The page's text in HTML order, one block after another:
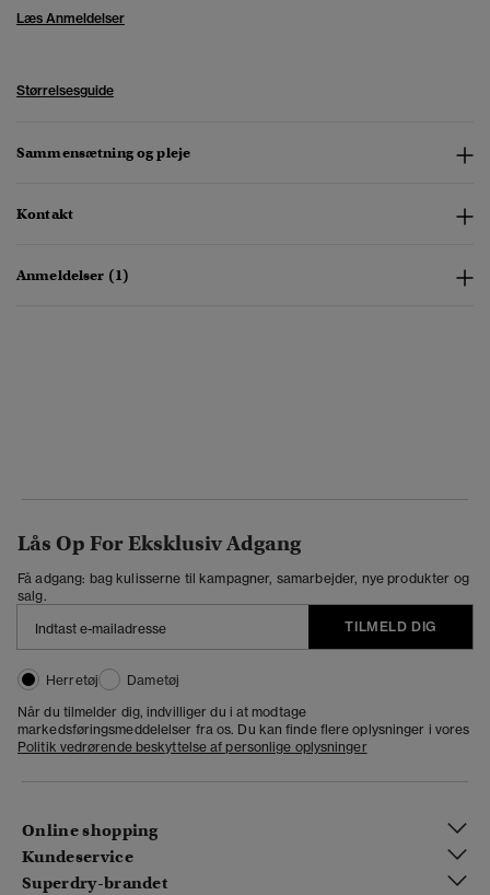
Læs Anmeldelser
Størrelsesguide
Sammensætning og pleje
Kontakt
Anmeldelser (1)
Lås Op For Eksklusiv Adgang
Få adgang: bag kulisserne til kampagner, samarbejder, nye produkter og
salg.
TILMELD DIG
Herretøj
Dametøj
Når du tilmelder dig, indvilliger du i at modtage
markedsføringsmeddelelser fra os. Du kan finde flere oplysninger i vores
Politik vedrørende beskyttelse af personlige oplysninger
Online shopping
Kundeservice
Superdry-brandet